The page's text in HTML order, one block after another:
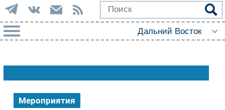
Импорто­замещение
Автоматизация Промышленности
Интернет
Мероприятия